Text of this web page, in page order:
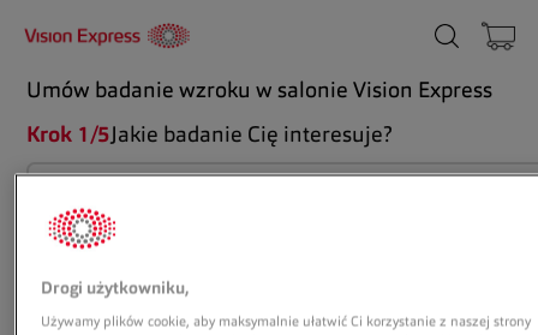
Umów badanie wzroku w salonie Vision Express
Krok 1/5 Jakie badanie Cię interesuje?
Badanie wzroku wraz z doborem
Czas trwania: 25 min. (dorośli), 50 min. (dzieci)
Drogi użytkowniku,
Używamy plików cookie, aby maksymalnie ułatwić Ci korzystanie z naszej strony